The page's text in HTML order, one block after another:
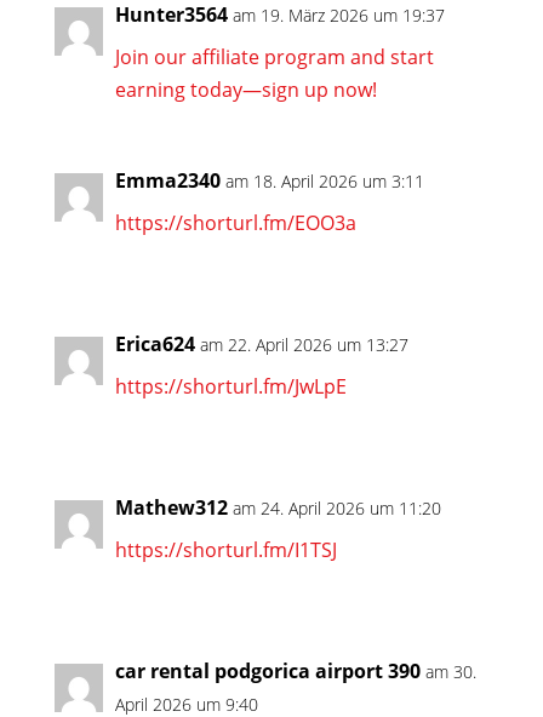
Hunter3564 am 19. März 2026 um 19:37
Join our affiliate program and start
earning today—sign up now!
Emma2340 am 18. April 2026 um 3:11
https://shorturl.fm/EOO3a
Erica624 am 22. April 2026 um 13:27
https://shorturl.fm/JwLpE
Mathew312 am 24. April 2026 um 11:20
https://shorturl.fm/I1TSJ
car rental podgorica airport 390 am 30.
April 2026 um 9:40